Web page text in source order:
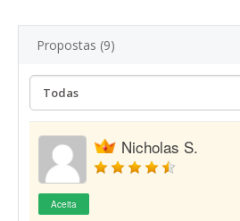
Propostas (9)
Nicholas S.
Aceita